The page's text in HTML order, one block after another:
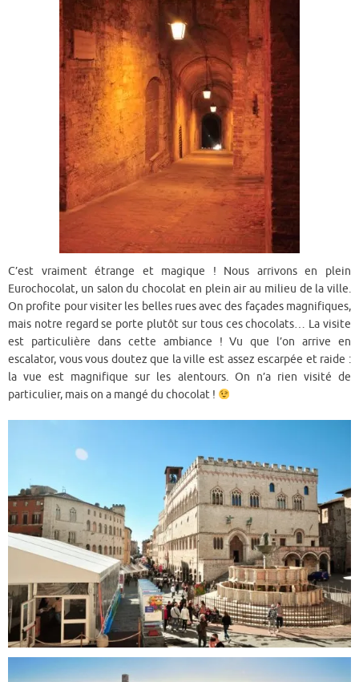
C’est vraiment étrange et magique ! Nous arrivons en plein
Eurochocolat, un salon du chocolat en plein air au milieu de la ville.
On profite pour visiter les belles rues avec des façades magnifiques,
mais notre regard se porte plutôt sur tous ces chocolats… La visite
est particulière dans cette ambiance ! Vu que l’on arrive en
escalator, vous vous doutez que la ville est assez escarpée et raide :
la vue est magnifique sur les alentours. On n’a rien visité de
particulier, mais on a mangé du chocolat !